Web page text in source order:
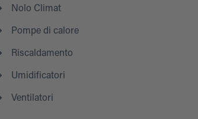
Nolo Climat
Pompe di calore
Riscaldamento
Umidificatori
Ventilatori